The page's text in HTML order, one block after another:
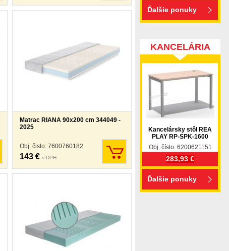
Matrac RIANA 90x200 cm 344049 -
2025
Obj. čislo: 7600760182
143 € s DPH
Ďalšie ponuky
KANCELÁRIA
Kancelársky stôl REA
PLAY RP-SPK-1600
Obj. číslo: 6200621151
283,93 €
Ďalšie ponuky